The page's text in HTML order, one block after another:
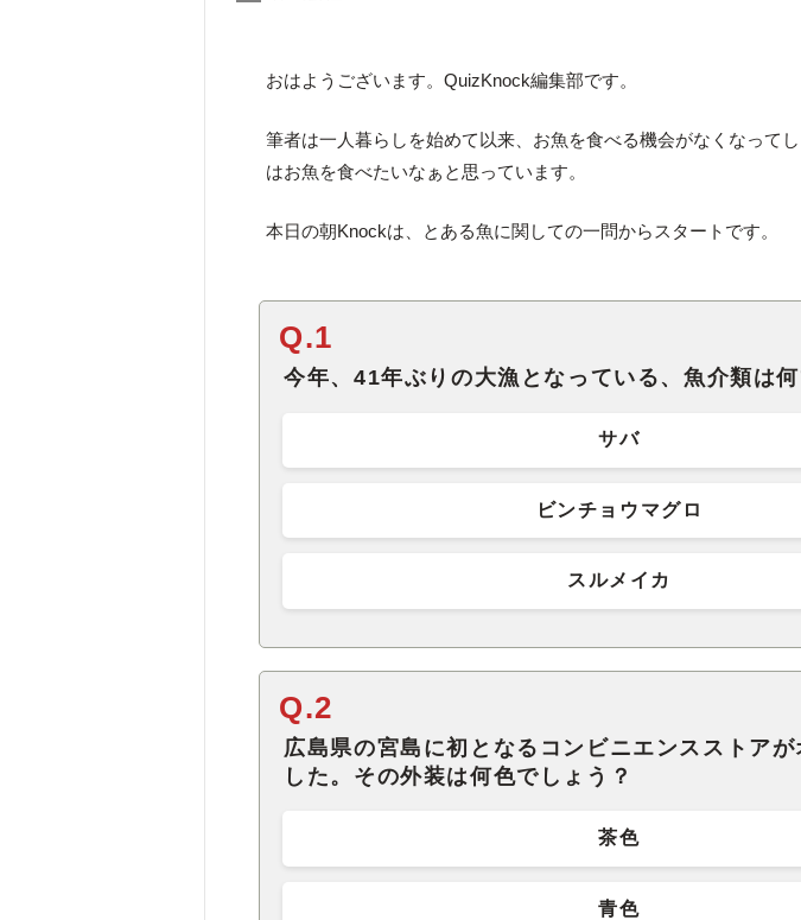
おはようございます。QuizKnock編集部です。
筆者は一人暮らしを始めて以来、お魚を食べる機会がなくなって
はお魚を食べたいなぁと思っています。
本日の朝Knockは、とある魚に関しての一問からスタートです。
Q.1
今年、41年ぶりの大漁となっている、魚介類は何
サバ
ビンチョウマグロ
スルメイカ
Q.2
広島県の宮島に初となるコンビニエンスストアが
した。その外装は何色でしょう？
茶色
青色